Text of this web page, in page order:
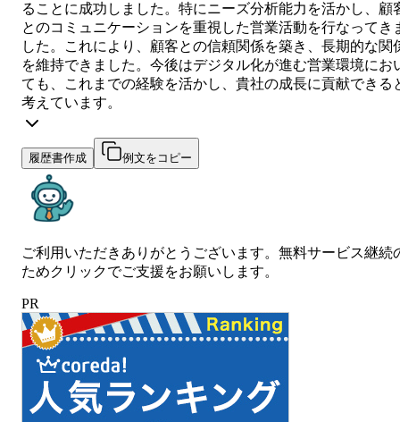
ることに成功しました。特にニーズ分析能力を活かし、顧
とのコミュニケーションを重視した営業活動を行なってき
した。これにより、顧客との信頼関係を築き、長期的な関
を維持できました。今後はデジタル化が進む営業環境にお
ても、これまでの経験を活かし、貴社の成長に貢献できる
考えています。
履歴書作成 例文をコピー
ご利用いただきありがとうございます。無料サービス継続
ためクリックでご支援をお願いします。
PR